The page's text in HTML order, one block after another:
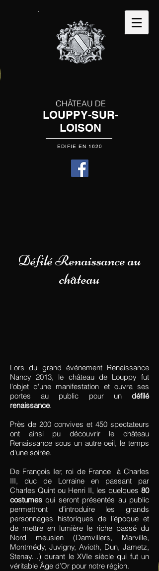
EDIFIE EN 1620
CHÂTEAU DE
LOUPPY-SUR-
LOISON
Défilé Renaissance au
château
Lors du grand événement Renaissance
Nancy 2013, le château de Louppy fut
l'objet d'une manifestation et ouvra ses
portes au public pour un défilé
renaissance.
Près de 200 convives et 450 spectateurs
ont ainsi pu découvrir le château
Renaissance sous un autre oeil, le temps
d'une soirée.
De François Ier, roi de France à Charles
III, duc de Lorraine en passant par
Charles Quint ou Henri II, les quelques 80
costumes qui seront présentés au public
permettront d’introduire les grands
personnages historiques de l’époque et
de mettre en lumière le riche passé du
Nord meusien (Damvillers, Marville,
Montmédy, Juvigny, Avioth, Dun, Jametz,
Stenay…) durant le XVIe siècle qui fut un
véritable Âge d’Or pour notre région.